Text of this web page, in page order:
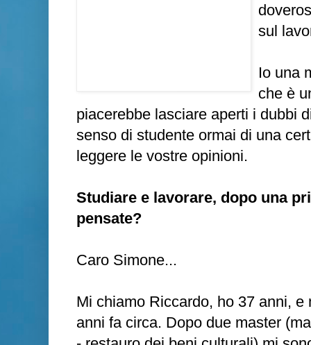
sul
Io una
che è
piacerebbe lasciare aperti i dubbi
senso di studente ormai di una
leggere le vostre opinioni.
Studiare e lavorare, dopo una
pensate?
Caro Simone...
Mi chiamo Riccardo, ho 37 anni,
anni fa circa. Dopo due master